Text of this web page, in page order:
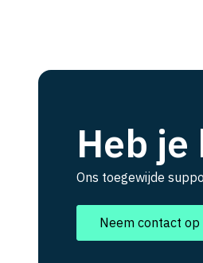
Heb
Ons toegewijde
Neem contact op